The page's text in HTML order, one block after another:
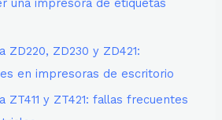
una impresora de etiquetas
ZD220, ZD230 y ZD421:
en impresoras de escritorio
ZT411 y ZT421: fallas frecuentes